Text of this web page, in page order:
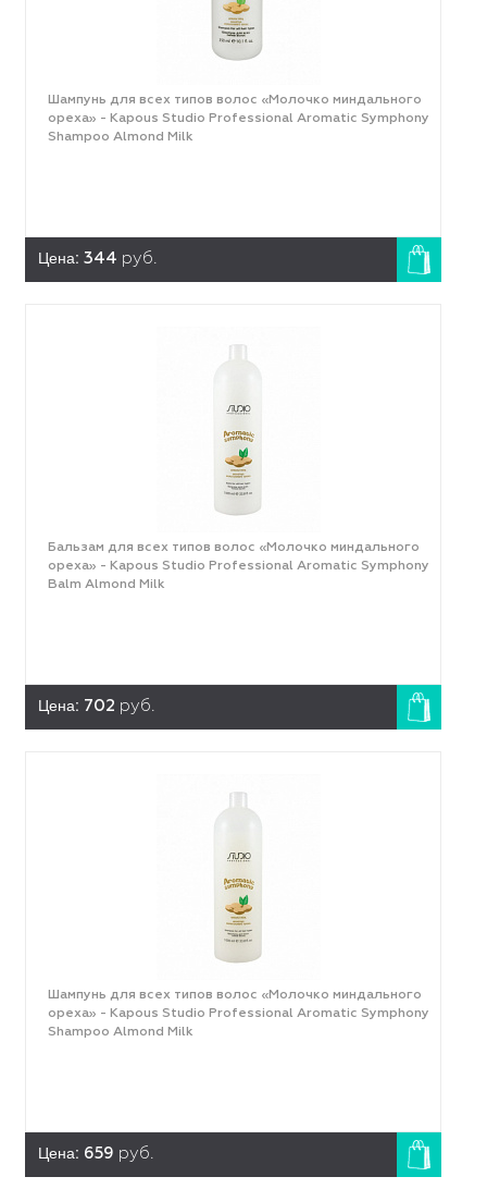
Шампунь для всех типов волос «Молочко миндального
ореха» - Kapous Studio Professional Aromatic Symphony
Shampoo Almond Milk
Цена: 344 руб.
Бальзам для всех типов волос «Молочко миндального
ореха» - Kapous Studio Professional Aromatic Symphony
Balm Almond Milk
Цена: 702 руб.
Шампунь для всех типов волос «Молочко миндального
ореха» - Kapous Studio Professional Aromatic Symphony
Shampoo Almond Milk
Цена: 659 руб.